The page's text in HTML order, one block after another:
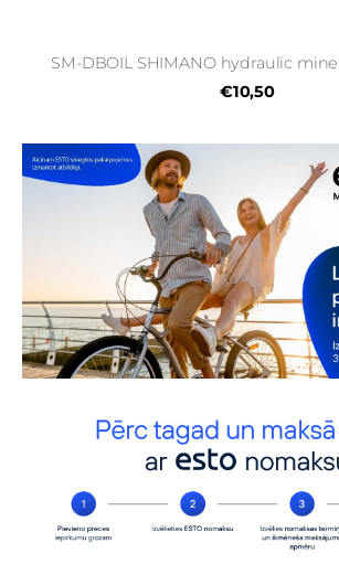
SM-DBOIL SHIMANO hydraulic
€10,50